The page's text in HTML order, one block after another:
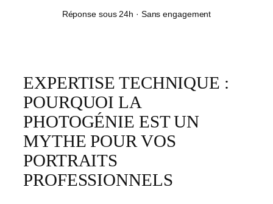
Réponse sous 24h · Sans engagement
EXPERTISE TECHNIQUE :
POURQUOI LA
PHOTOGÉNIE EST UN
MYTHE POUR VOS
PORTRAITS
PROFESSIONNELS